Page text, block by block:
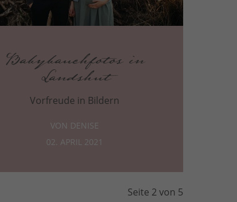
Babybauchfotos in
Landshut
Vorfreude in Bildern
VON DENISE
02. APRIL 2021
Seite 2 von 5